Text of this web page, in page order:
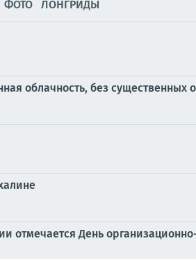
ФОТО ЛОНГРИДЫ
облачность, без существенных
отмечается День